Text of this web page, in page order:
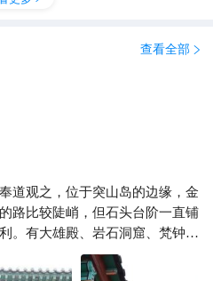
仙仙爱游玩  869
查看全部 
道观之，位于突山岛的边缘，金
路比较陡峭，但石头台阶一直铺
。有大雄殿、岩石洞窟、梵钟、
日出和日落的好去处。